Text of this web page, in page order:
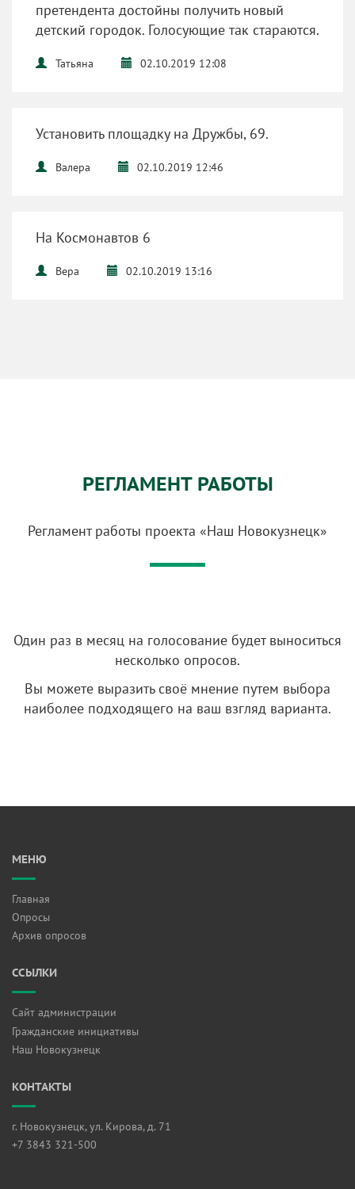
претендента достойны получить новый
детский городок. Голосующие так стараются.
Татьяна 02.10.2019 12:08
Установить площадку на Дружбы, 69.
Валера 02.10.2019 12:46
На Космонавтов 6
Вера 02.10.2019 13:16
РЕГЛАМЕНТ РАБОТЫ
Регламент работы проекта «Наш Новокузнецк»
Один раз в месяц на голосование будет выноситься
несколько опросов.
Вы можете выразить своё мнение путем выбора
наиболее подходящего на ваш взгляд варианта.
МЕНЮ
Главная
Опросы
Архив опросов
ССЫЛКИ
Сайт администрации
Гражданские инициативы
Наш Новокузнецк
КОНТАКТЫ
г. Новокузнецк, ул. Кирова, д. 71
+7 3843 321-500